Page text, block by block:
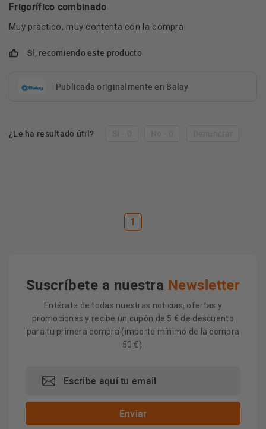
Frigorífico combinado
Muy practico, muy contenta con la compra
Sí, recomiendo este producto
Publicada originalmente en Balay
¿Le ha resultado útil?
1
Suscríbete a nuestra Newsletter
Entérate de todas nuestras noticias, ofertas y
promociones y recibe un cupón de 5 € de descuento
para tu primera compra (importe mínimo de la compra
50 €).